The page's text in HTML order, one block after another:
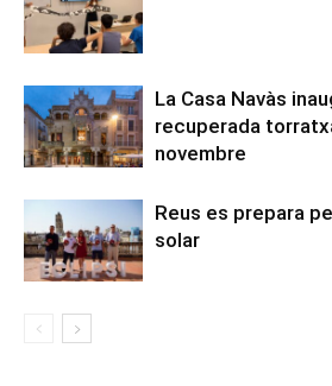
La Casa Navàs
recuperada
novembre
Reus es prepara
solar